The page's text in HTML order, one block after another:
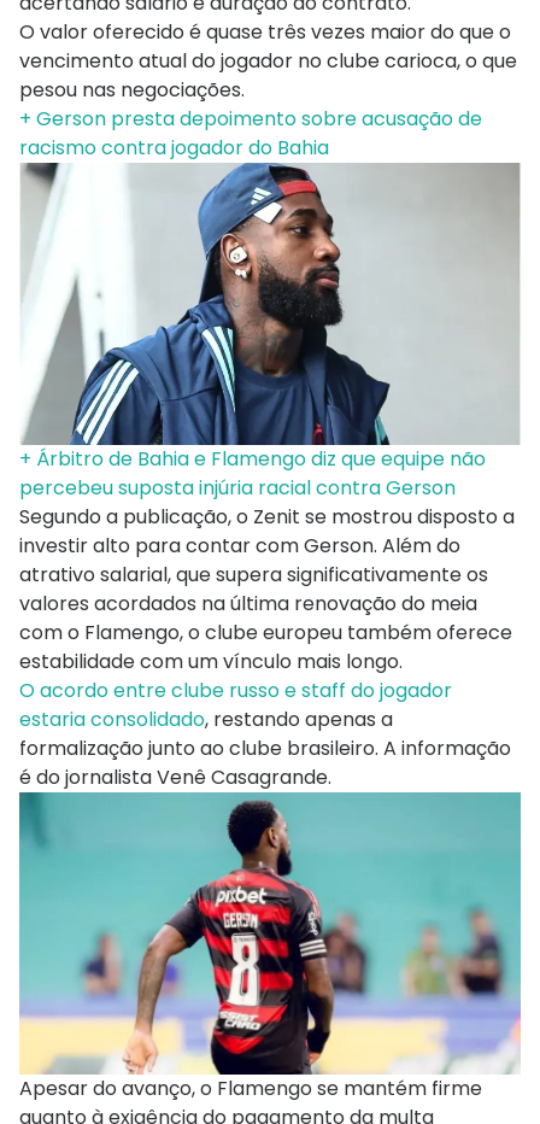
O valor oferecido é quase três vezes maior do que o
vencimento atual do jogador no clube carioca, o que
pesou nas negociações.
+ Gerson presta depoimento sobre acusação de
racismo contra jogador do Bahia
+ Árbitro de Bahia e Flamengo diz que equipe não
percebeu suposta injúria racial contra Gerson
Segundo a publicação, o Zenit se mostrou disposto a
investir alto para contar com Gerson. Além do
atrativo salarial, que supera significativamente os
valores acordados na última renovação do meia
com o Flamengo, o clube europeu também oferece
estabilidade com um vínculo mais longo.
O acordo entre clube russo e staff do jogador
estaria consolidado, restando apenas a
formalização junto ao clube brasileiro. A informação
é do jornalista Venê Casagrande.
Apesar do avanço, o Flamengo se mantém firme
quanto à exigência do pagamento da multa